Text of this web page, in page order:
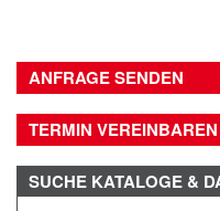
ANFRAGE SENDEN
TERMIN VEREINBAREN
SUCHE KATALOGE &